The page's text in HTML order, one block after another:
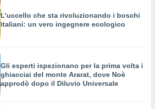
L’uccello che sta rivoluzionando i boschi
italiani: un vero ingegnere ecologico
Gli esperti ispezionano per la prima volta i
ghiacciai del monte Ararat, dove Noè
approdò dopo il Diluvio Universale